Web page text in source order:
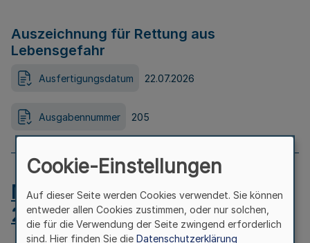
Auszeichnung für Rettung aus
Lebensgefahr
Ausfertigungsdatum 22.07.2026
Ausgabennummer 205
MB.NRW 2026 Nr. 204 vom
24.07.2026
Cookie-Einstellungen
Auf dieser Seite werden Cookies verwendet. Sie können
entweder allen Cookies zustimmen, oder nur solchen,
die für die Verwendung der Seite zwingend erforderlich
sind. Hier finden Sie die Datenschutzerklärung